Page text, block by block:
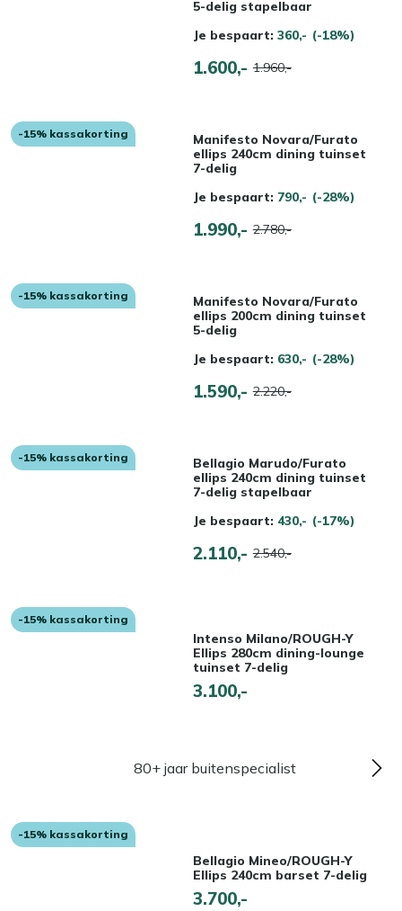
5-delig stapelbaar
Je bespaart: 360,- (-18%)
1.600,- 1.960,-
-15% kassakorting
Manifesto Novara/Furato
ellips 240cm dining tuinset
7-delig
Je bespaart: 790,- (-28%)
1.990,- 2.780,-
-15% kassakorting
Manifesto Novara/Furato
ellips 200cm dining tuinset
5-delig
Je bespaart: 630,- (-28%)
1.590,- 2.220,-
-15% kassakorting
Bellagio Marudo/Furato
ellips 240cm dining tuinset
7-delig stapelbaar
Je bespaart: 430,- (-17%)
2.110,- 2.540,-
-15% kassakorting
Intenso Milano/ROUGH-Y
Ellips 280cm dining-lounge
tuinset 7-delig
3.100,-
80+ jaar buitenspecialist
-15% kassakorting
Bellagio Mineo/ROUGH-Y
Ellips 240cm barset 7-delig
3.700,-